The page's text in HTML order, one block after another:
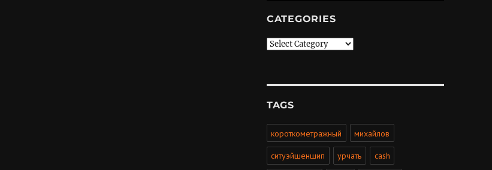
CATEGORIES
Categories
TAGS
короткометражный михайлов
ситуэйшеншип урчать cash